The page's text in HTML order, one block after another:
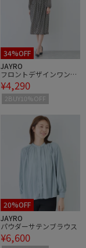
34%OFF
JAYRO
フロントデザインワンピ
ース
¥4,290
2BUY10%OFF
20%OFF
JAYRO
パウダーサテンブラウス
¥6,600